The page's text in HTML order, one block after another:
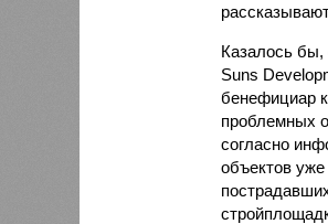
Казалось бы,
Suns
бенефициар
проблемных
согласно
объектов